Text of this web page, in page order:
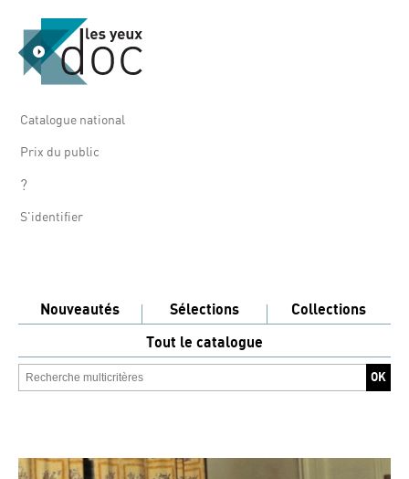
Catalogue national
Prix du public
?
S'identifier
Nouveautés Sélections
Collections
Tout le catalogue